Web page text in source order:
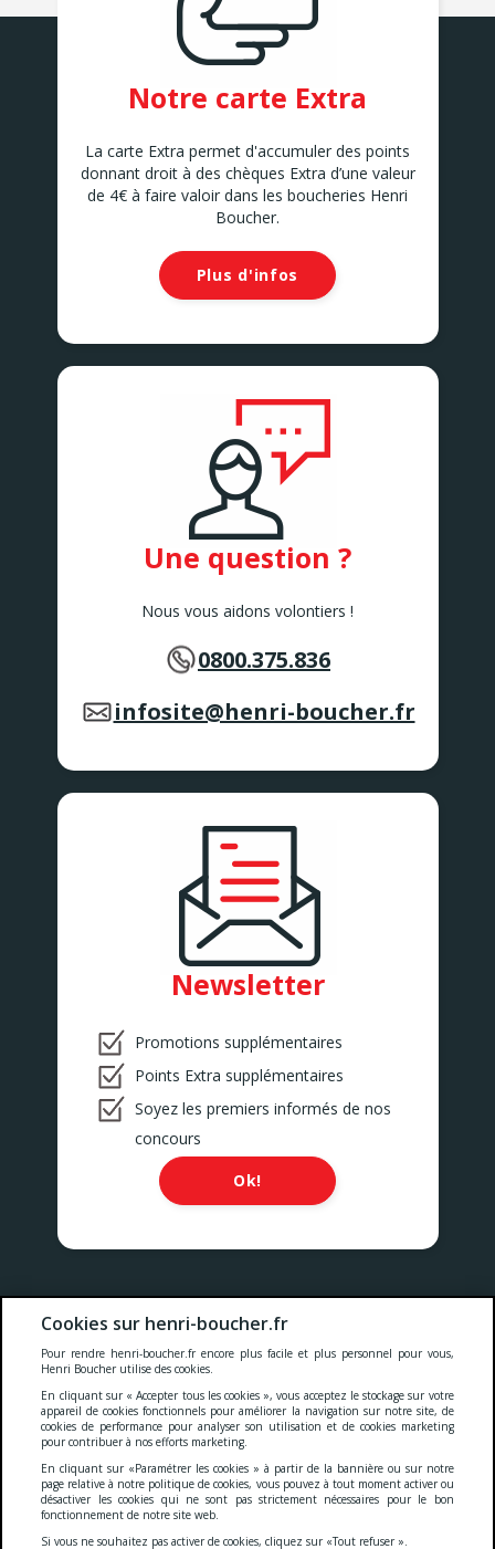
Notre carte Extra
La carte Extra permet d'accumuler des points
donnant droit à des chèques Extra d’une valeur
de 4€ à faire valoir dans les boucheries Henri
Boucher.
Plus d'infos
Une question ?
Nous vous aidons volontiers !
0800.375.836
infosite@henri-boucher.fr
Newsletter
Promotions supplémentaires
Points Extra supplémentaires
Soyez les premiers informés de nos
concours
Ok!
Nos prix comprennent toutes les taxes, la TVA, les droits et les
services.
Cookies
- Confidentialité Conditions générales
Accessibilité
© 2026 S.A. Serviviande
Cookies sur henri-boucher.fr
Pour rendre henri-boucher.fr encore plus facile et plus personnel pour vous,
Henri Boucher utilise des cookies.
En cliquant sur « Accepter tous les cookies », vous acceptez le stockage sur votre
appareil de cookies fonctionnels pour améliorer la navigation sur notre site, de
cookies de performance pour analyser son utilisation et de cookies marketing
pour contribuer à nos efforts marketing.
En cliquant sur «Paramétrer les cookies » à partir de la bannière ou sur notre
page relative à notre politique de cookies, vous pouvez à tout moment activer ou
désactiver les cookies qui ne sont pas strictement nécessaires pour le bon
fonctionnement de notre site web.
Si vous ne souhaitez pas activer de cookies, cliquez sur «Tout refuser ».